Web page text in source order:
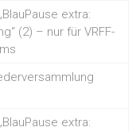
extra:
(2) – nur für VRFF-
extra: